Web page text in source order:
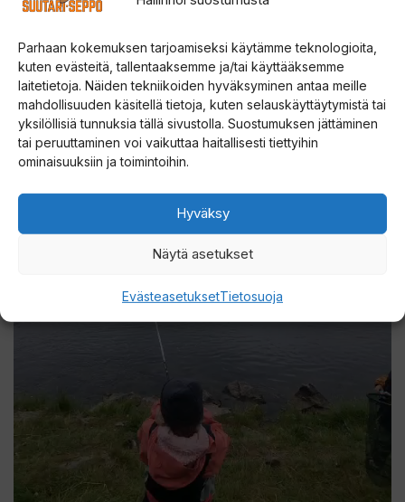
Parhaan kokemuksen tarjoamiseksi käytämme teknologioita,
kuten evästeitä, tallentaaksemme ja/tai käyttääksemme
laitetietoja. Näiden tekniikoiden hyväksyminen antaa meille
mahdollisuuden käsitellä tietoja, kuten selauskäyttäytymistä tai
yksilöllisiä tunnuksia tällä sivustolla. Suostumuksen jättäminen
tai peruuttaminen voi vaikuttaa haitallisesti tiettyihin
ominaisuuksiin ja toimintoihin.
Hyväksy
Näytä asetukset
EvästeasetuksetTietosuoja